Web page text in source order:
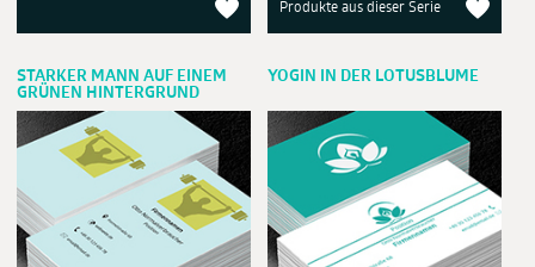
Produkte aus dieser Serie
STARKER MANN AUF EINEM
GRÜNEN HINTERGRUND
YOGIN IN DER LOTUSBLUME